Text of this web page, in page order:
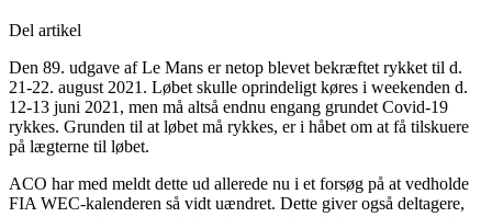
Del artikel
Den 89. udgave af Le Mans er netop blevet bekræftet rykket til d.
21-22. august 2021. Løbet skulle oprindeligt køres i weekenden d.
12-13 juni 2021, men må altså endnu engang grundet Covid-19
rykkes. Grunden til at løbet må rykkes, er i håbet om at få tilskuere
på lægterne til løbet.
ACO har med meldt dette ud allerede nu i et forsøg på at vedholde
FIA WEC-kalenderen så vidt uændret. Dette giver også deltagere,